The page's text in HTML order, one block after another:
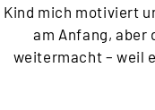
Kind mich motiviert
am Anfang, aber
weitermacht – weil